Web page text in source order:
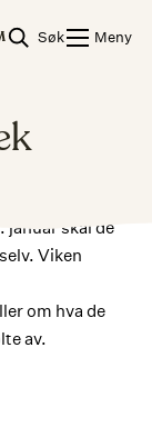
Søk Meny
januar skal de
Viken
om hva de
av.